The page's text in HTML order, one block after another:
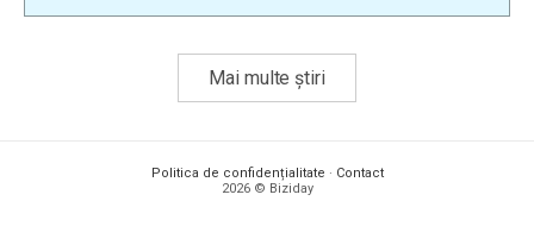
Mai multe știri
Politica de confidențialitate · Contact
2026 © Biziday